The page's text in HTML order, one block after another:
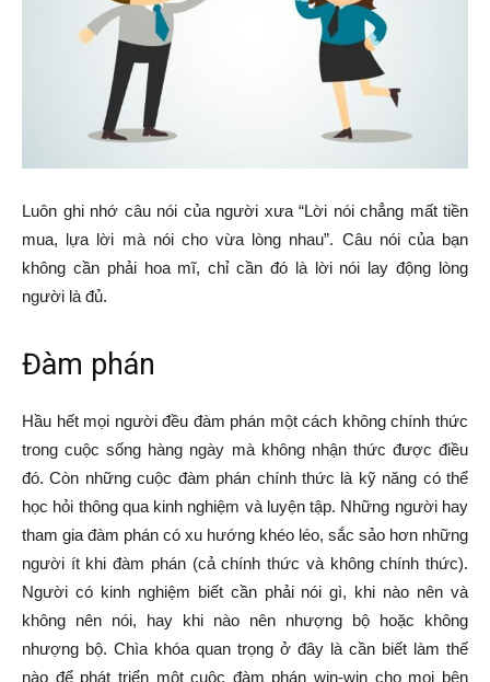
Luôn ghi nhớ câu nói của người xưa “Lời nói chẳng mất tiền
mua, lựa lời mà nói cho vừa lòng nhau”. Câu nói của bạn
không cần phải hoa mĩ, chỉ cần đó là lời nói lay động lòng
người là đủ.
Đàm phán
Hầu hết mọi người đều đàm phán một cách không chính thức
trong cuộc sống hàng ngày mà không nhận thức được điều
đó. Còn những cuộc đàm phán chính thức là kỹ năng có thể
học hỏi thông qua kinh nghiệm và luyện tập. Những người hay
tham gia đàm phán có xu hướng khéo léo, sắc sảo hơn những
người ít khi đàm phán (cả chính thức và không chính thức).
Người có kinh nghiệm biết cần phải nói gì, khi nào nên và
không nên nói, hay khi nào nên nhượng bộ hoặc không
nhượng bộ. Chìa khóa quan trọng ở đây là cần biết làm thế
nào để phát triển một cuộc đàm phán win-win cho mọi bên